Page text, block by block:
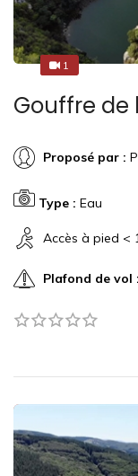
1
1
Gouffre de
Proposé par :
Type : Eau
Accès à pied <
Plafond de vol :